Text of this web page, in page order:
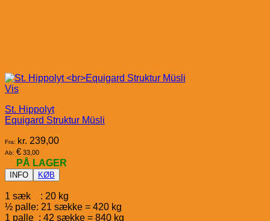
Vis
St. Hippolyt
Equigard Struktur Müsli
Fra: kr. 239,00
Ab: € 33,00
PÅ LAGER
INFO KØB
1 sæk : 20 kg
½ palle: 21 sække = 420 kg
1 palle : 42 sække = 840 kg